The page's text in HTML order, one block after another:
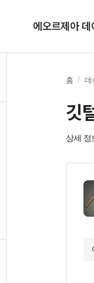
에오르제아
홈 데
깃
상세 정